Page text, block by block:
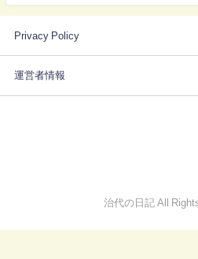
Privacy Policy
運営者情報
治代の日記 All